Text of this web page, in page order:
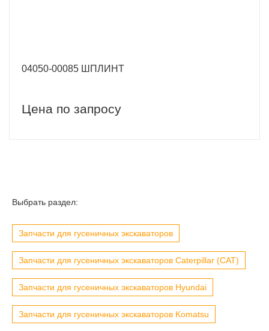
04050-00085 ШПЛИНТ
Цена по запросу
Выбрать раздел:
Запчасти для гусеничных экскаваторов
Запчасти для гусеничных экскаваторов Caterpillar (CAT)
Запчасти для гусеничных экскаваторов Hyundai
Запчасти для гусеничных экскаваторов Komatsu